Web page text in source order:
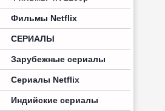
Фильмы Netflix
СЕРИАЛЫ
Зарубежные сериалы
Сериалы Netflix
Индийские сериалы